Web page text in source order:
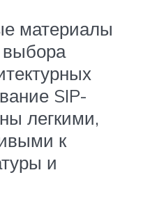
материалы
выбора
SIP-
легкими,
к
и